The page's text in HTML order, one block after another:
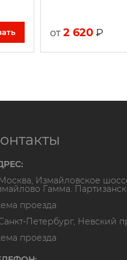
от 2 620 ₽
Измайловское
Гамма.
проезда
Петербург, Невский
проезда